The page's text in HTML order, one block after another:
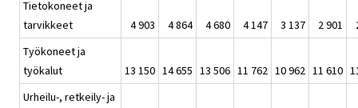
Tietokoneet ja
tarvikkeet
4 903 4 864 4 680 4 147 3 137 2 901
Työkoneet ja
työkalut
13 150 14 655 13 506 11 762 10 962 11 610
Urheilu-, retkeily- ja